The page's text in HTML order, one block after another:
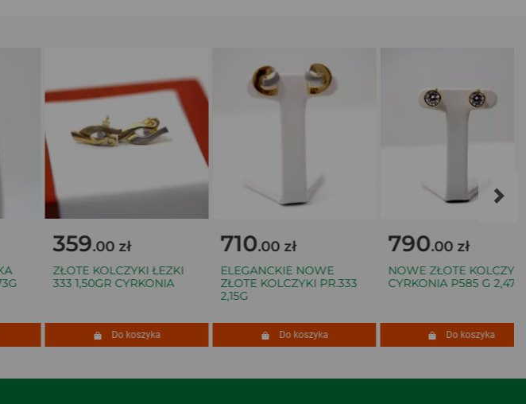
359.00 zł
ZŁOTE KOLCZYKI ŁEZKI
333 1,50GR CYRKONIA
Do koszyka
710.00 zł
ELEGANCKIE NOWE
ZŁOTE KOLCZYKI PR.333
2,15G
Do koszyka
790.00 zł
NOWE ZŁOTE KOLCZYKI
CYRKONIA P585 G 2,47
Do koszyka